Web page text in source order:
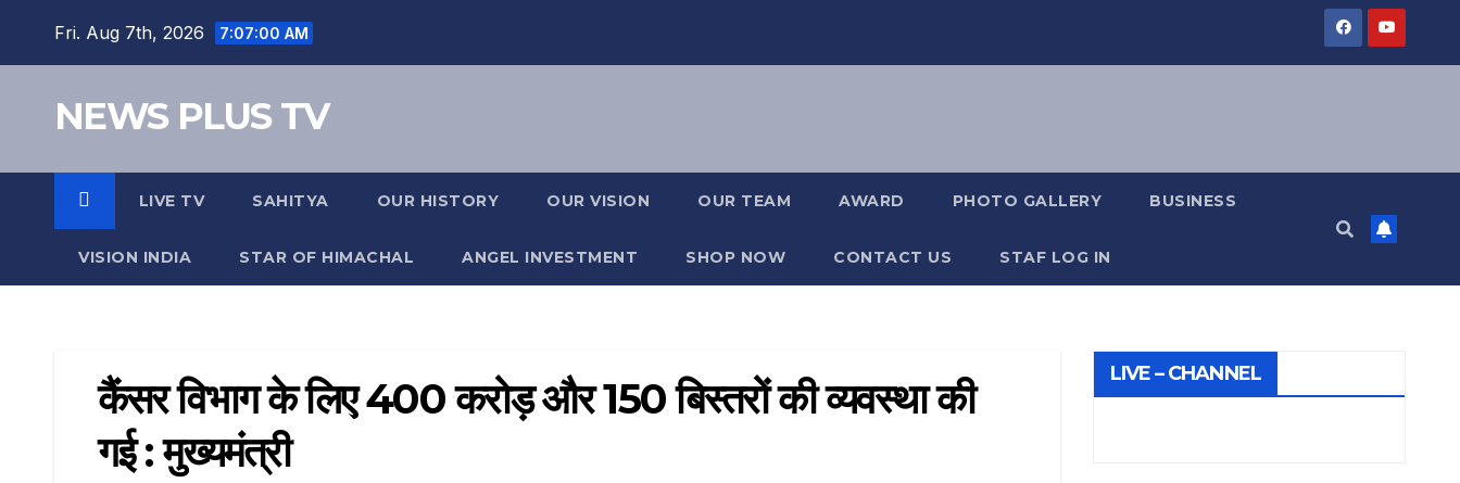
Fri. Aug 7th, 2026 7:07:01 AM
NEWS PLUS TV
LIVE TV SAHITYA OUR HISTORY OUR VISION OUR TEAM AWARD PHOTO GALLERY BUSINESS
VISION INDIA STAR OF HIMACHAL ANGEL INVESTMENT SHOP NOW CONTACT US STAF LOG IN
कैंसर विभाग के लिए 400 करोड़ और 150 बिस्तरों की व्यवस्था की
गई : मुख्यमंत्री
LIVE – CHANNEL